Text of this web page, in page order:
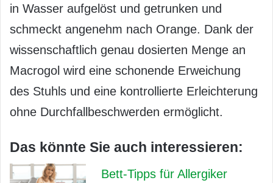
in Wasser aufgelöst und getrunken und
schmeckt angenehm nach Orange. Dank der
wissenschaftlich genau dosierten Menge an
Macrogol wird eine schonende Erweichung
des Stuhls und eine kontrollierte Erleichterung
ohne Durchfallbeschwerden ermöglicht.
Das könnte Sie auch interessieren:
Bett-Tipps für Allergiker